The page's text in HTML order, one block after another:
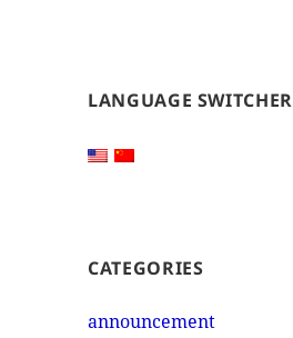
LANGUAGE SWITCHER
CATEGORIES
announcement